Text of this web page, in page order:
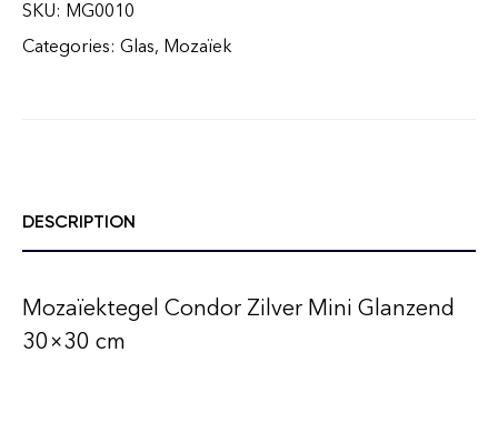
SKU: MG0010
Categories: Glas, Mozaïek
DESCRIPTION
Mozaïektegel Condor Zilver Mini Glanzend
30×30 cm